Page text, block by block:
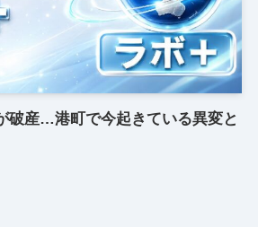
破産…港町で今起きている異変と